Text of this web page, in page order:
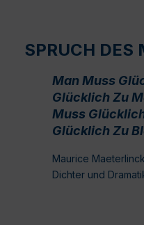
SPRUCH DES
Man Muss
Glücklich Zu
Muss
Glücklich Zu
Maurice
Dichter und